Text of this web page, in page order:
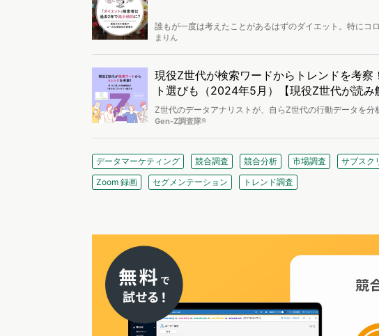
誰もが一度は考えたことがあるはずのダイエット。特にコ
した。しかし、最近になって状況は少し変わってきてい
まりん
現役Z世代が検索ワードからトレンドを考
ト選びも（2024年5月）【現役Z世代が読み
Z世代のデータアナリストが、自らZ世代の行動データを
検索キーワードランキングから、「夏」「母の日」の2テ
ーズを読み解きます。
Gen-Z調査隊®
データマーケティング 競合調査 競合分析 市場調査 サブスク
Zoom 録画
セグメンテーション トレンド調査